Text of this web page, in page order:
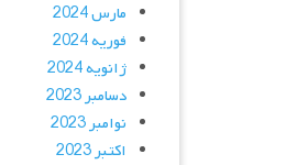
مارس 2024
فوریه 2024
ژانویه 2024
دسامبر 2023
نوامبر 2023
اکتبر 2023